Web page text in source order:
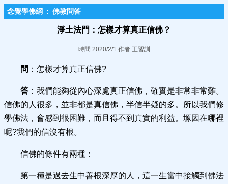
念覺學佛網 : 佛教問答
淨土法門：怎樣才算真正信佛？
時間:2020/2/1 作者:王習訓
問 ：怎樣才算真正信佛?
答 ：我們能夠從內心深處真正信佛，確實是非常非常難。
信佛的人很多，並非都是真信佛，半信半疑的多。所以我們修
學佛法，會感到很困難，而且得不到真實的利益。塬因在哪裡
呢?我們的信沒有根。
信佛的條件有兩種：
第一種是過去生中善根深厚的人，這一生當中接觸到佛法